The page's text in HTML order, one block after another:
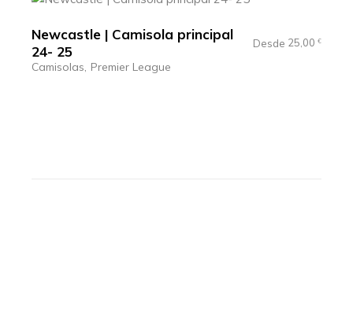
Newcastle | Camisola principal
24- 25
Desde 25,00 €
Camisolas Premier League